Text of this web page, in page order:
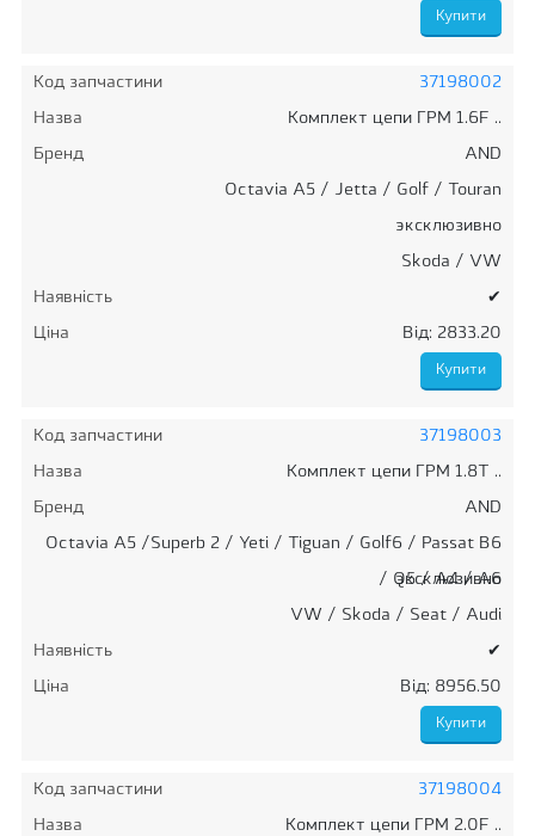
Код запчастини
37198002
Назва
Комплект цепи ГРМ 1.6F ..
Бренд
AND
Octavia A5 / Jetta / Golf / Touran
эксклюзивно
Skoda / VW
Наявність
✔
Ціна
Від: 2833.20
Код запчастини
37198003
Назва
Комплект цепи ГРМ 1.8T ..
Бренд
AND
Octavia A5 /Superb 2 / Yeti / Tiguan / Golf6 / Passat B6
/ Q5 / A4 / A6
эксклюзивно
VW / Skoda / Seat / Audi
Наявність
✔
Ціна
Від: 8956.50
Код запчастини
37198004
Назва
Комплект цепи ГРМ 2.0F ..